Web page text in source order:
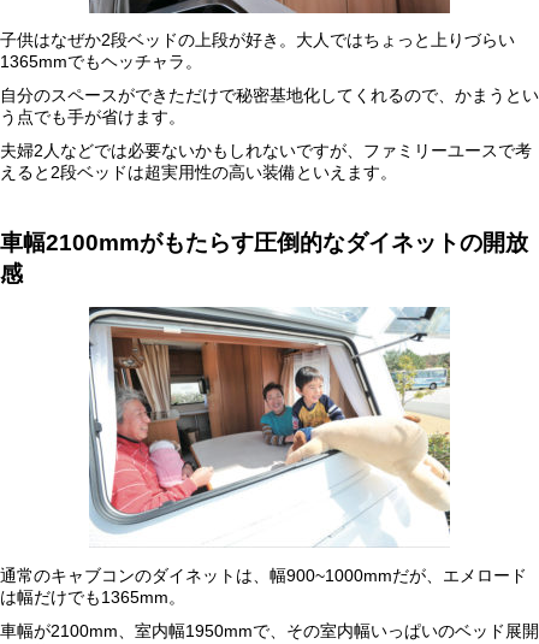
子供はなぜか2段ベッドの上段が好き。大人ではちょっと上りづらい
1365mmでもヘッチャラ。
自分のスペースができただけで秘密基地化してくれるので、かまうとい
う点でも手が省けます。
夫婦2人などでは必要ないかもしれないですが、ファミリーユースで考
えると2段ベッドは超実用性の高い装備といえます。
車幅2100mmがもたらす圧倒的なダイネットの開放
感
通常のキャブコンのダイネットは、幅900~1000mmだが、エメロード
は幅だけでも1365mm。
車幅が2100mm、室内幅1950mmで、その室内幅いっぱいのベッド展開